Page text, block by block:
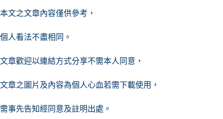
本文之文章內容僅供參考，
個人看法不盡相同。
文章歡迎以連結方式分享不需本人同意，
文章之圖片及內容為個人心血若需下載使用，
需事先告知經同意及註明出處。